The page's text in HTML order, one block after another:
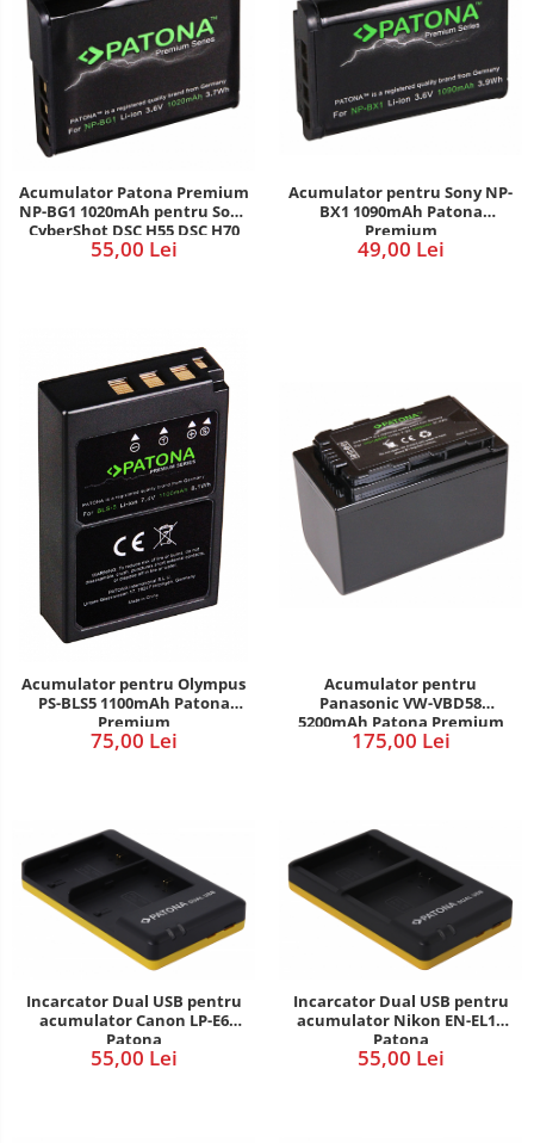
Acumulator Patona Premium
NP-BG1 1020mAh pentru Sony
CyberShot DSC H55 DSC H70
DSC H90 DSC HX10V DSC
55,00 Lei
Acumulator pentru Sony NP-
BX1 1090mAh Patona
Premium
49,00 Lei
Acumulator pentru Olympus
PS-BLS5 1100mAh Patona
Premium
75,00 Lei
Acumulator pentru
Panasonic VW-VBD58
5200mAh Patona Premium
175,00 Lei
Incarcator Dual USB pentru
acumulator Canon LP-E6
Patona
55,00 Lei
Incarcator Dual USB pentru
acumulator Nikon EN-EL14
Patona
55,00 Lei